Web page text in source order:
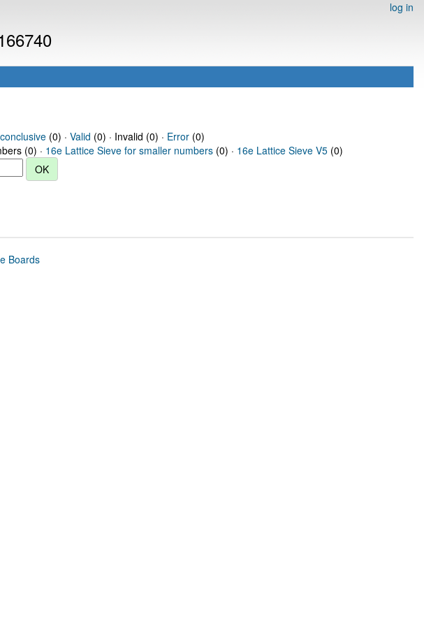
log in
(0) · Valid (0) · Invalid (0) · Error(0)
(0) · 16e Lattice Sieve for smaller numbers (0) · 16e Lattice Sieve V5 (0)
Boards